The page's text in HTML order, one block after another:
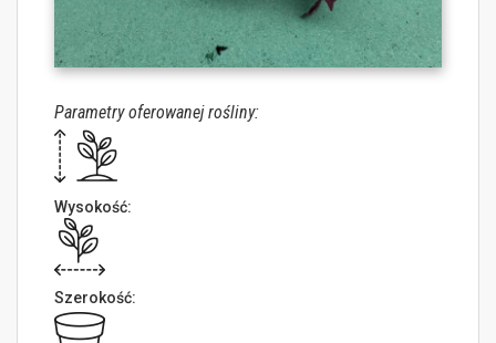
Parametry oferowanej rośliny:
Wysokość:
Szerokość: